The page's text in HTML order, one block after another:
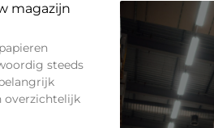
magazijn
steeds
overzichtelijk